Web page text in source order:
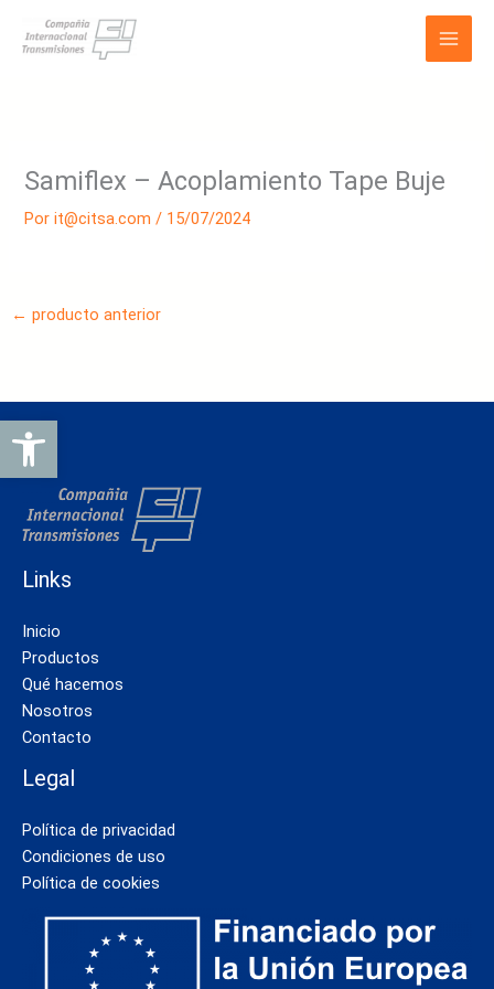
Main
Samiflex – Acoplamiento Tape Buje
Porit@citsa.com/ 15/07/2024
← producto anterior
Links
Inicio
Productos
Qué hacemos
Nosotros
Contacto
Legal
Política de privacidad
Condiciones de uso
Política de cookies
Abrir barra de herramientas